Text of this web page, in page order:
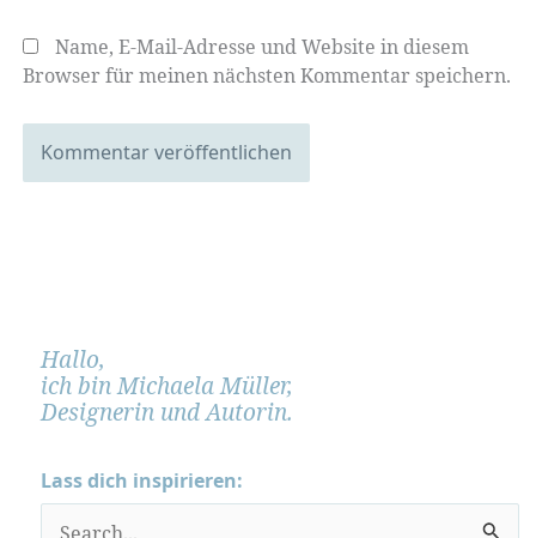
Name, E-Mail-Adresse und Website in diesem
Browser für meinen nächsten Kommentar speichern.
Hallo,
ich bin Michaela Müller,
Designerin und Autorin.
Lass dich inspirieren: